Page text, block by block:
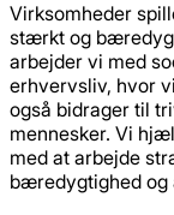
Virksomheder
stærkt og
arbejder vi med
erhvervsliv, hvor
også bidrager til
mennesker. Vi
med at arbejde
bæredygtighed og